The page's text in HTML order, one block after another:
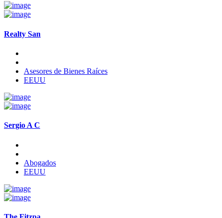
Realty San
Asesores de Bienes Raíces
EEUU
Sergio A C
Abogados
EEUU